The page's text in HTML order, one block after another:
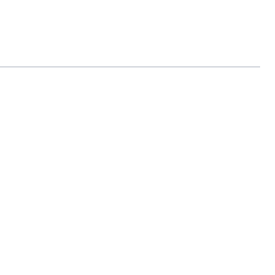
nawigacji karuzeli za pomocą linka pomijającego.